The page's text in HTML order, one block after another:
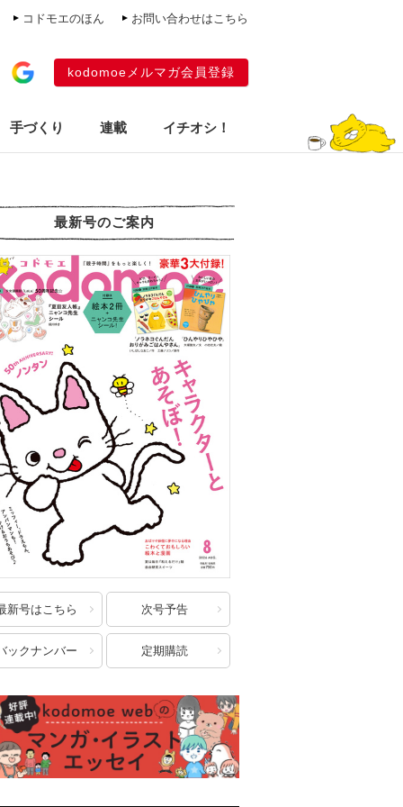
コドモエのほん お問い合わせはこちら
kodomoeメルマガ会員登録
手づくり 連載 イチオシ！
最新号のご案内
新号はこちら 次号予告
ックナンバー 定期購読